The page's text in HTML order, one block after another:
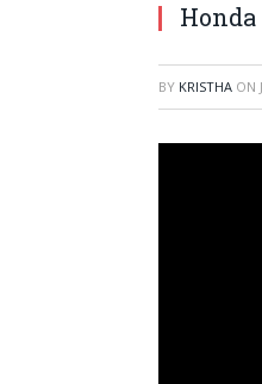
Honda
BY KRISTHA ON